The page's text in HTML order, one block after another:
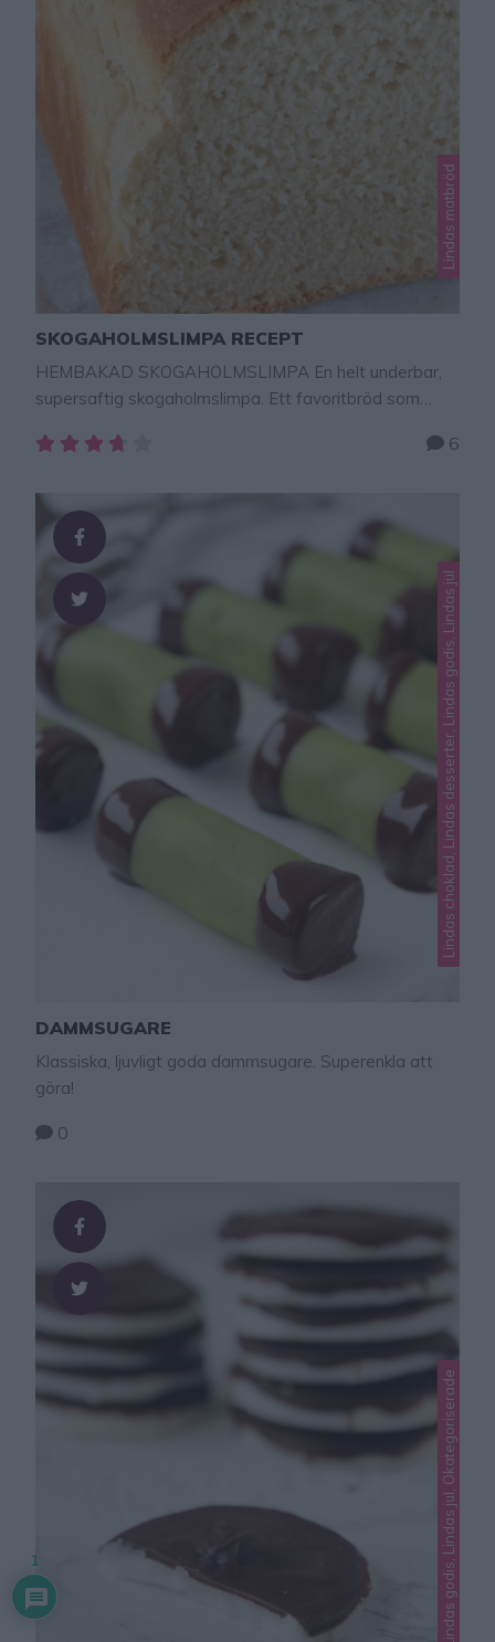
Lindas matbröd
SKOGAHOLMSLIMPA RECEPT
HEMBAKAD SKOGAHOLMSLIMPA En helt underbar,
supersaftig skogaholmslimpa. Ett favoritbröd som
Om man inte har några limpformar kan man lägga
och grädda. Limporna blir då lite lägre och plattare,
men lika goda!Här hittar du fler goda, enkla …
6
Lindas choklad, Lindas desserter, Lindas godis, Lindas jul
DAMMSUGARE
Klassiska, ljuvligt goda dammsugare. Superenkla att
göra!
0
Lindas godis, Lindas jul, Okategoriserade
1